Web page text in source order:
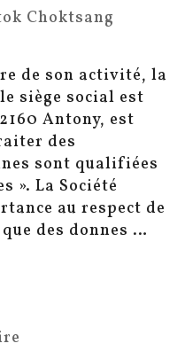
Choktsang
de son activité, la
siège social est
Antony, est
des
sont qualifiées
». La Société
au respect de
des donnes …